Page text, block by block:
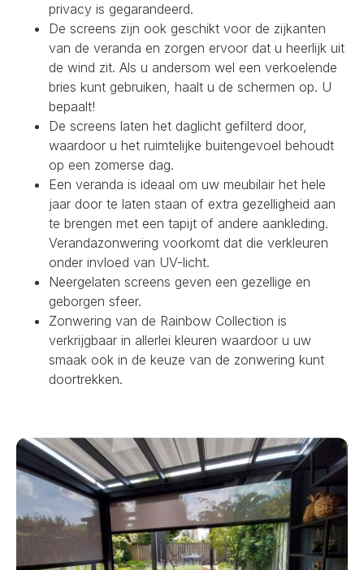
privacy is gegarandeerd.
De screens zijn ook geschikt voor de zijkanten
van de veranda en zorgen ervoor dat u heerlijk uit
de wind zit. Als u andersom wel een verkoelende
bries kunt gebruiken, haalt u de schermen op. U
bepaalt!
De screens laten het daglicht gefilterd door,
waardoor u het ruimtelijke buitengevoel behoudt
op een zomerse dag.
Een veranda is ideaal om uw meubilair het hele
jaar door te laten staan of extra gezelligheid aan
te brengen met een tapijt of andere aankleding.
Verandazonwering voorkomt dat die verkleuren
onder invloed van UV-licht.
Neergelaten screens geven een gezellige en
geborgen sfeer.
Zonwering van de Rainbow Collection is
verkrijgbaar in allerlei kleuren waardoor u uw
smaak ook in de keuze van de zonwering kunt
doortrekken.